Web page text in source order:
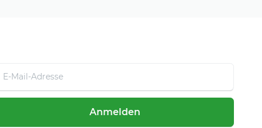
Anmelden